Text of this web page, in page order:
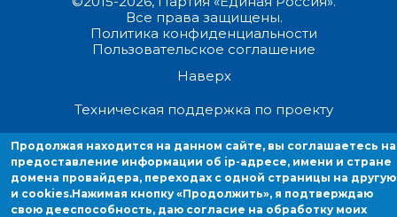
Все права защищены.
Политика конфиденциальности
Пользовательское соглашение
Наверх
Техническая поддержка по проекту
Продолжая находиться на данном сайте, вы соглашаетесь на
предоставление информации об ip-адресе, имени и стране домена
провайдера, переходах с одной страницы на другую и cookies.
Продолжая находится на данном сайте, вы соглашаетесь на
предоставление информации об ip-адресе, имени и стране
домена провайдера, переходах с одной страницы на другую
и cookies.Нажимая кнопку «Продолжить», я подтверждаю
свою дееспособность, даю согласие на обработку моих